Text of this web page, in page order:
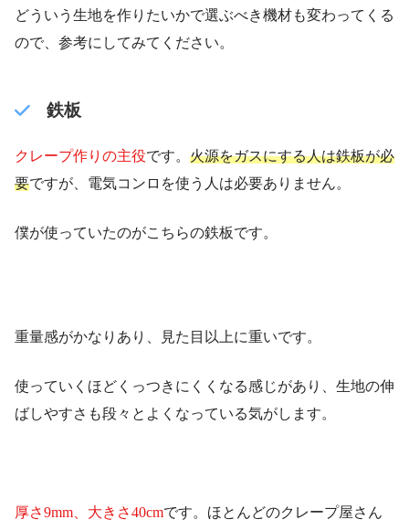
どういう生地を作りたいかで選ぶべき機材も変わってくる
ので、参考にしてみてください。
鉄板
クレープ作りの主役です。 火源をガスにする人は鉄板が必
要ですが、電気コンロを使う人は必要ありません。
僕が使っていたのがこちらの鉄板です。
重量感がかなりあり、見た目以上に重いです。
使っていくほどくっつきにくくなる感じがあり、生地の伸
ばしやすさも段々とよくなっている気がします。
厚さ9mm、大きさ40cmです。ほとんどのクレープ屋さん